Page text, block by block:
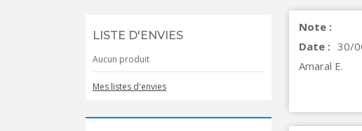
LISTE D'ENVIES
Aucun produit
Mes listes d'envies
Note :
Date : 30/
Amaral E.